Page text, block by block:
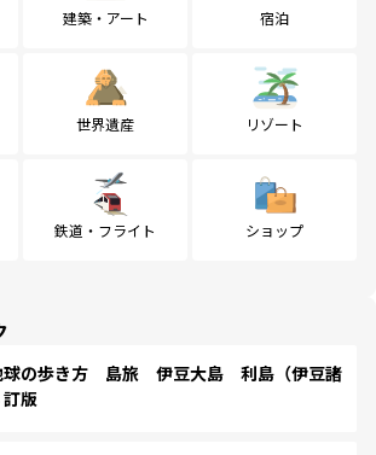
建築・アート 宿泊
世界遺産 リゾート
鉄道・フライト ショップ
の歩き方 島旅 伊豆大島 利島（伊豆諸
版